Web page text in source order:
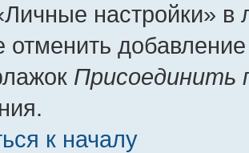
настройки»
отменить
Присоединить
к началу